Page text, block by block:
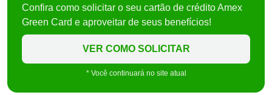
Confira como solicitar o seu cartão de crédito Amex
Green Card e aproveitar de seus benefícios!
VER COMO SOLICITAR
* Você continuará no site atual